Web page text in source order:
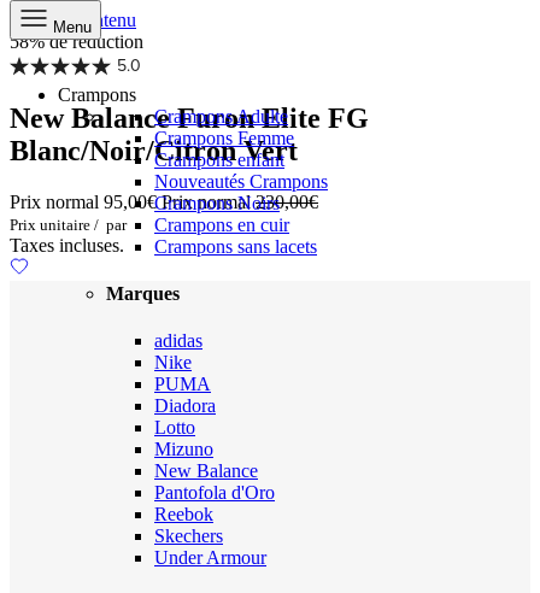
Aller au contenu
Menu
Crampons
Crampons Adulte
Crampons Femme
Crampons enfant
Nouveautés Crampons
Crampons Noirs
Crampons en cuir
Crampons sans lacets
Marques
adidas
Nike
PUMA
Diadora
Lotto
Mizuno
New Balance
Pantofola d'Oro
Reebok
Skechers
Under Armour
58% de réduction
5.0
New Balance Furon Elite FG
Blanc/Noir/Citron Vert
Prix normal 95,00€Prix normal 230,00€
Prix unitaire / par
Taxes incluses.